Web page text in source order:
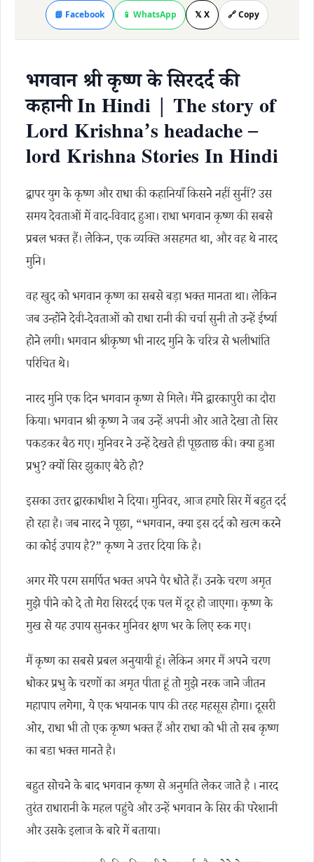
📘 Facebook 📱 WhatsApp 𝕏 X 🔗 Copy
भगवान श्री कृष्ण के सिरदर्द की
कहानी In Hindi | The story of
Lord Krishna’s headache –
lord Krishna Stories In Hindi
द्वापर युग के कृष्ण और राधा की कहानियाँ किसने नहीं सुनीं? उस
समय देवताओं में वाद-विवाद हुआ। राधा भगवान कृष्ण की सबसे
प्रबल भक्त हैं। लेकिन, एक व्यक्ति असहमत था, और वह थे नारद
मुनि।
वह खुद को भगवान कृष्ण का सबसे बड़ा भक्त मानता था। लेकिन
जब उन्होंने देवी-देवताओं को राधा रानी की चर्चा सुनी तो उन्हें ईर्ष्या
होने लगी। भगवान श्रीकृष्ण भी नारद मुनि के चरित्र से भलीभांति
परिचित थे।
नारद मुनि एक दिन भगवान कृष्ण से मिले। मैंने द्वारकापुरी का दौरा
किया। भगवान श्री कृष्ण ने जब उन्हें अपनी ओर आते देखा तो सिर
पकडकर बैठ गए। मुनिवर ने उन्हें देखते ही पूछताछ की। क्या हुआ
प्रभु? क्यों सिर झुकाए बैठे हो?
इसका उत्तर द्वारकाधीश ने दिया। मुनिवर, आज हमारे सिर में बहुत दर्द
हो रहा है। जब नारद ने पूछा, “भगवान, क्या इस दर्द को खत्म करने
का कोई उपाय है?” कृष्ण ने उत्तर दिया कि है।
अगर मेरे परम समर्पित भक्त अपने पैर धोते हैं। उनके चरण अमृत
मुझे पीने को दे तो मेरा सिरदर्द एक पल में दूर हो जाएगा। कृष्ण के
मुख से यह उपाय सुनकर मुनिवर क्षण भर के लिए रुक गए।
मैं कृष्ण का सबसे प्रबल अनुयायी हूं। लेकिन अगर मैं अपने चरण
धोकर प्रभु के चरणों का अमृत पीता हूं तो मुझे नरक जाने जीतन
महापाप लगेगा, ये एक भयानक पाप की तरह महसूस होगा। दूसरी
ओर, राधा भी तो एक कृष्ण भक्त हैं और राधा को भी तो सब कृष्ण
का बडा भक्त मानते है।
बहुत सोचने के बाद भगवान कृष्ण से अनुमति लेकर जाते है । नारद
तुरंत राधारानी के महल पहुंचे और उन्हें भगवान के सिर की परेशानी
और उसके इलाज के बारे में बताया।